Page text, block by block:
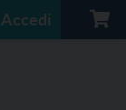
Accedi